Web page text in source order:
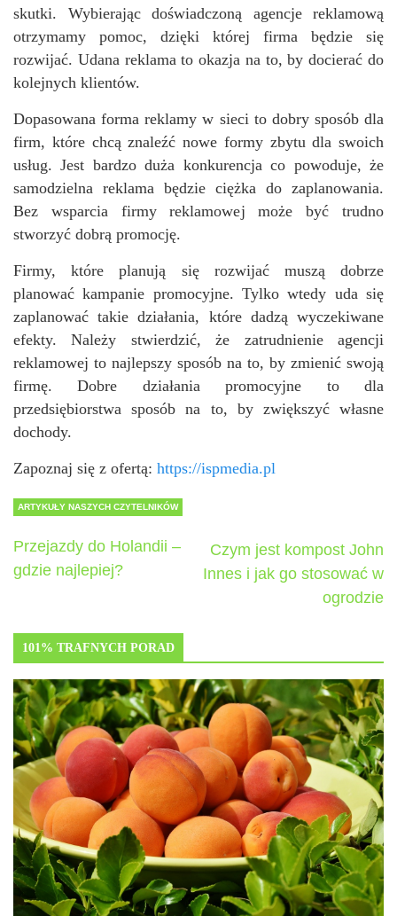
skutki. Wybierając doświadczoną agencje reklamową
otrzymamy pomoc, dzięki której firma będzie się
rozwijać. Udana reklama to okazja na to, by docierać do
kolejnych klientów.
Dopasowana forma reklamy w sieci to dobry sposób dla
firm, które chcą znaleźć nowe formy zbytu dla swoich
usług. Jest bardzo duża konkurencja co powoduje, że
samodzielna reklama będzie ciężka do zaplanowania.
Bez wsparcia firmy reklamowej może być trudno
stworzyć dobrą promocję.
Firmy, które planują się rozwijać muszą dobrze
planować kampanie promocyjne. Tylko wtedy uda się
zaplanować takie działania, które dadzą wyczekiwane
efekty. Należy stwierdzić, że zatrudnienie agencji
reklamowej to najlepszy sposób na to, by zmienić swoją
firmę. Dobre działania promocyjne to dla
przedsiębiorstwa sposób na to, by zwiększyć własne
dochody.
Zapoznaj się z ofertą: https://ispmedia.pl
ARTYKUŁY NASZYCH CZYTELNIKÓW
Przejazdy do Holandii –
gdzie najlepiej?
Czym jest kompost John
Innes i jak go stosować w
ogrodzie
101% TRAFNYCH PORAD